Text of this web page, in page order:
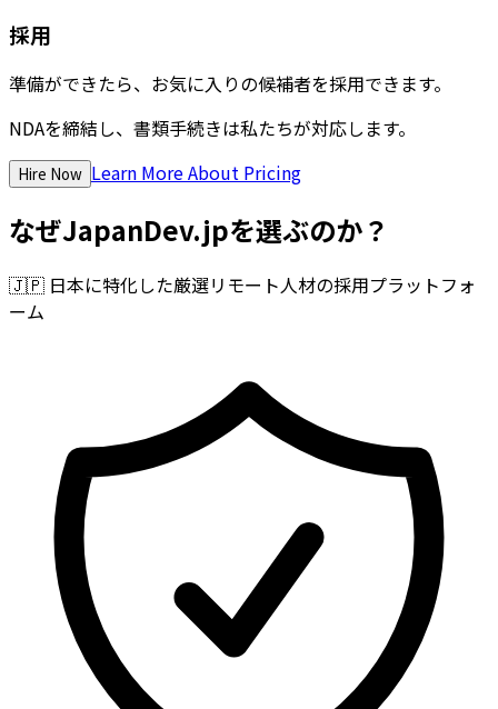
採用
準備ができたら、お気に入りの候補者を採用できます。
NDAを締結し、書類手続きは私たちが対応します。
Hire Now Learn More About Pricing
なぜJapanDev.jpを選ぶのか？
🇯🇵 日本に特化した厳選リモート人材の採用プラットフォ
ーム